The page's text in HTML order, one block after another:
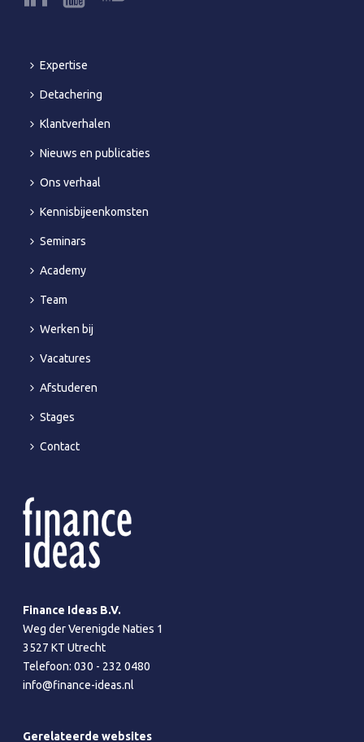
Expertise
Detachering
Klantverhalen
Nieuws en publicaties
Ons verhaal
Kennisbijeenkomsten
Seminars
Academy
Team
Werken bij
Vacatures
Afstuderen
Stages
Contact
Finance Ideas B.V.
Weg der Verenigde Naties 1
3527 KT Utrecht
Telefoon:030 - 232 0480
info@finance-ideas.nl
Gerelateerde websites